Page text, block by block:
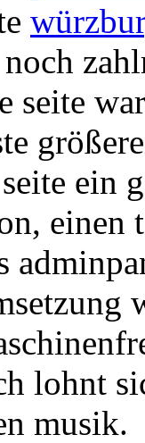
seite
ein
einen
lohnt
musik.